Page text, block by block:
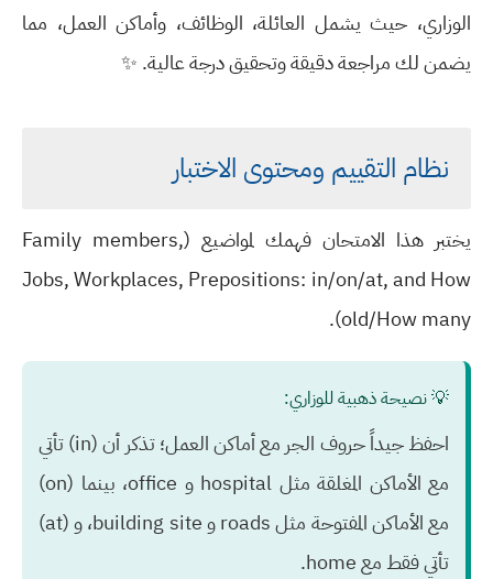
الوزاري، حيث يشمل العائلة، الوظائف، وأماكن العمل، مما
يضمن لك مراجعة دقيقة وتحقيق درجة عالية. ✨
نظام التقييم ومحتوى الاختبار
يختبر هذا الامتحان فهمك لمواضيع (Family members,
Jobs, Workplaces, Prepositions: in/on/at, and How
old/How many).
💡 نصيحة ذهبية للوزاري:
احفظ جيداً حروف الجر مع أماكن العمل؛ تذكر أن (in) تأتي
مع الأماكن المغلقة مثل hospital و office، بينما (on)
مع الأماكن المفتوحة مثل roads و building site، و (at)
تأتي فقط مع home.